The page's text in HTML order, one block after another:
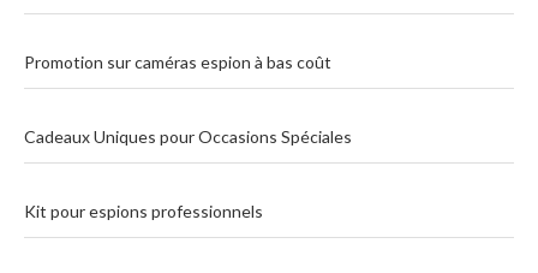
Promotion sur caméras espion à bas coût
Cadeaux Uniques pour Occasions Spéciales
Kit pour espions professionnels